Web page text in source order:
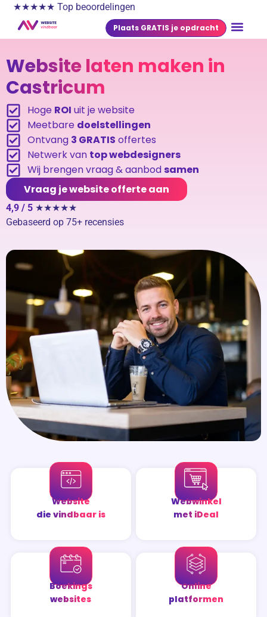
★★★★★ Top beoordelingen
Plaats GRATIS je opdracht
Website laten maken in
Castricum
Hoge ROI uit je website
Meetbare doelstellingen
Ontvang 3 GRATIS offertes
Netwerk van top webdesigners
Wij brengen vraag & aanbod samen
Vraag je website offerte aan
4,9 / 5 ★★★★★
Gebaseerd op 75+ recensies
Website
die vindbaar is
Webwinkel
met iDeal
Boekings
websites
Online
platformen